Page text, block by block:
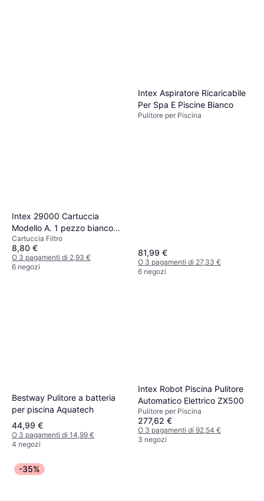
Intex 29000 Cartuccia
Modello A. 1 pezzo bianco
bianco
Cartuccia Filtro
8,80 €
O 3 pagamenti di 2,93 €
6 negozi
Intex Aspiratore Ricaricabile
Per Spa E Piscine Bianco
Pulitore per Piscina
81,99 €
O 3 pagamenti di 27,33 €
6 negozi
Bestway Pulitore a batteria
per piscina Aquatech
44,99 €
O 3 pagamenti di 14,99 €
4 negozi
Intex Robot Piscina Pulitore
Automatico Elettrico ZX500
Pulitore per Piscina
277,62 €
O 3 pagamenti di 92,54 €
3 negozi
-35%